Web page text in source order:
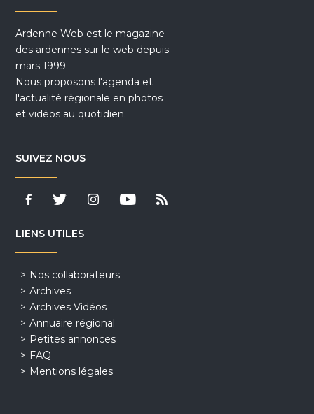
Ardenne Web est le magazine
des ardennes sur le web depuis
mars 1999.
Nous proposons l'agenda et
l'actualité régionale en photos
et vidéos au quotidien.
SUIVEZ NOUS
LIENS UTILES
Nos collaborateurs
Archives
Archives Vidéos
Annuaire régional
Petites annonces
FAQ
Mentions légales